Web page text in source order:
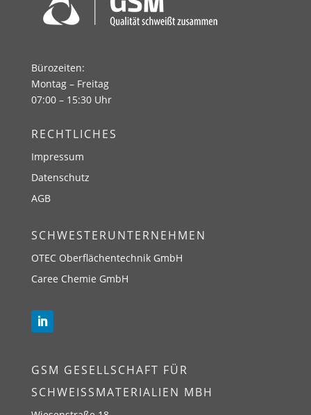
Bürozeiten:
Montag – Freitag
07:00 – 15:30 Uhr
RECHTLICHES
Impressum
Datenschutz
AGB
SCHWESTERUNTERNEHMEN
OTEC Oberflächentechnik GmbH
Caree Chemie GmbH
GSM GESELLSCHAFT FÜR
SCHWEISSMATERIALIEN MBH